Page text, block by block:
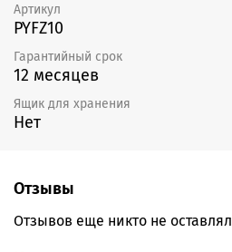
Артикул
PYFZ10
Гарантийный срок
12 месяцев
Ящик для хранения
Нет
Отзывы
Отзывов еще никто не оставлял